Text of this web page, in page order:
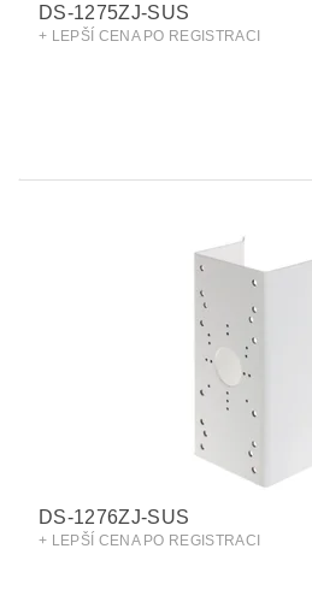
DS-1275ZJ-SUS
+ LEPŠÍ CENA PO REGISTRACI
DS-1276ZJ-SUS
+ LEPŠÍ CENA PO REGISTRACI